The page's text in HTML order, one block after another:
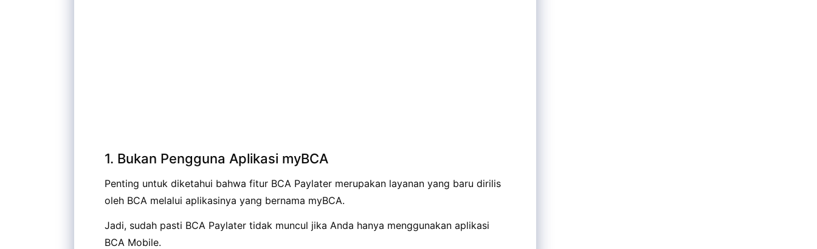
1. Bukan Pengguna Aplikasi myBCA
Penting untuk diketahui bahwa fitur BCA Paylater merupakan layanan yang baru dirilis
oleh BCA melalui aplikasinya yang bernama myBCA.
Jadi, sudah pasti BCA Paylater tidak muncul jika Anda hanya menggunakan aplikasi
BCA Mobile.